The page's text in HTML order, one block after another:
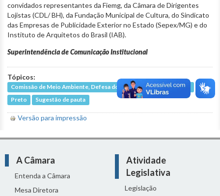
convidados representantes da Fiemg, da Câmara de Dirigentes
Lojistas (CDL/ BH), da Fundação Municipal de Cultura, do Sindicato
das Empresas de Publicidade Exterior no Estado (Sepex/MG) e do
Instituto de Arquitetos do Brasil (IAB).
Superintendência de Comunicação Institucional
Tópicos:
Comissão de Meio Ambiente, Defesa dos Animais e Política Urbana
Preto
Sugestão de pauta
Versão para impressão
A Câmara
Entenda a Câmara
Mesa Diretora
Atividade
Legislativa
Legislação